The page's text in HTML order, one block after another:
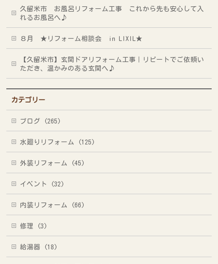
久留米市 お風呂リフォーム工事 これから先も安心して入
れるお風呂へ♪
８月 ★リフォーム相談会 in LIXIL★
【久留米市】玄関ドアリフォーム工事｜リピートでご依頼い
ただき、温かみのある玄関へ♪
カテゴリー
ブログ (265)
水廻りリフォーム (125)
外装リフォーム (45)
イベント (32)
内装リフォーム (66)
修理 (3)
給湯器 (18)